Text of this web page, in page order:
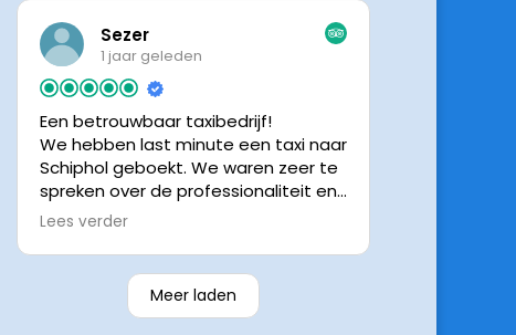
staat.Altijd nette chauffeurs, en in
mijn geval is het voordeliger dan
parkeren op P3 bij 9 dagen parkeren.
En dan hopen dat je auto geen
schade heeft ivm de krappe
parkeervakken. Ik beveel
Luchthavenexpress dan ook zeker
aan.
Sezer
1 jaar geleden
Een betrouwbaar taxibedrijf!
We hebben last minute een taxi naar
Schiphol geboekt. We waren zeer te
spreken over de professionaliteit en
vriendelijkheid van luchthavenexpres!
verzekerde om er op tijd te zijn en
stuurde z’n live locatie een paar
minuten voor aanvang bij ons thuis.
Lees verder
Meer laden